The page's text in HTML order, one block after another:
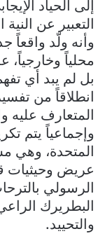
إلى الحياد
التعبير عن
وأنه ولّد واقعاً
محلياً وخارجياً،
بل لم يبد أي
انطلاقاً من
المتعارف عليه
وإجماعياً يتم
المتحدة، وهي
عريض وحيثيات
الرسولي
البطريرك
والتحييد.